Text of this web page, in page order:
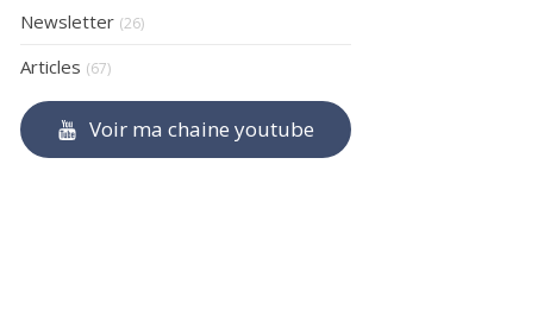
Newsletter (26)
Articles (67)
Voir ma chaine youtube